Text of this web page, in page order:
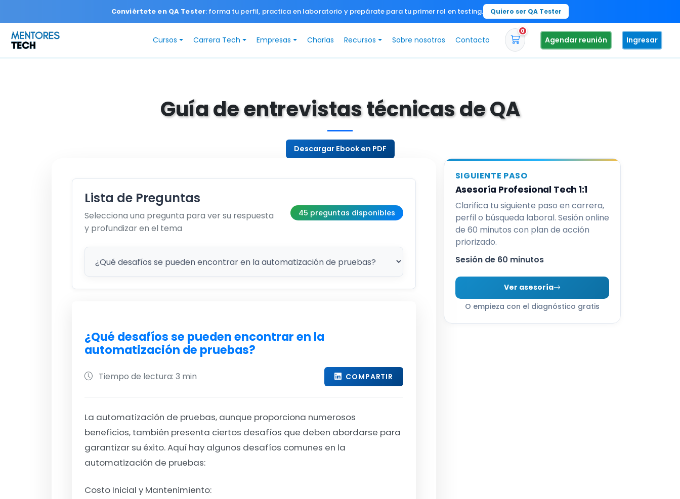
Conviértete en QA Tester: forma tu perfil, practica en laboratorio y prepárate para tu primer rol en testing. Quiero ser QA Tester
Cursos Carrera Tech Empresas Charlas Recursos Sobre nosotros Contacto
0
Agendar reunión Ingresar
Guía de entrevistas técnicas de QA
Descargar Ebook en PDF
Lista de Preguntas
Selecciona una pregunta para ver su respuesta
y profundizar en el tema
45 preguntas disponibles
¿Qué desafíos se pueden encontrar en la
automatización de pruebas?
Tiempo de lectura: 3 min COMPARTIR
La automatización de pruebas, aunque proporciona numerosos
beneficios, también presenta ciertos desafíos que deben abordarse para
garantizar su éxito. Aquí hay algunos desafíos comunes en la
automatización de pruebas:
Costo Inicial y Mantenimiento:
SIGUIENTE PASO
Asesoría Profesional Tech 1:1
Clarifica tu siguiente paso en carrera,
perfil o búsqueda laboral. Sesión online
de 60 minutos con plan de acción
priorizado.
Sesión de 60 minutos
Ver asesoría
O empieza con el diagnóstico gratis